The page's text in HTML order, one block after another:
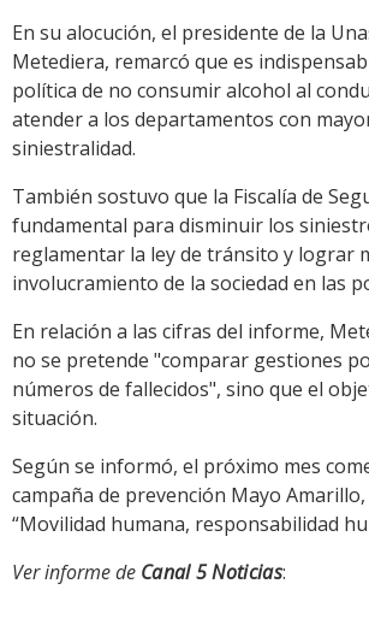
En su alocución, el presidente de la
Metediera, remarcó que es
política de no consumir alcohol al
atender a los departamentos con
siniestralidad.
También sostuvo que la Fiscalía de
fundamental para disminuir los
reglamentar la ley de tránsito y lograr
involucramiento de la sociedad en las
En relación a las cifras del informe,
no se pretende "comparar gestiones
números de fallecidos", sino que el
situación.
Según se informó, el próximo mes
campaña de prevención Mayo
“Movilidad humana, responsabilidad
Ver informe de Canal 5 Noticias: